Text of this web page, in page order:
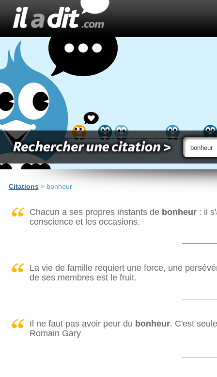
Citations > bonheur
Chacun a ses propres instants de bonheur: il
conscience et les occasions.
La vie de famille requiert une force, une
de ses membres est le fruit.
Il ne faut pas avoir peur du bonheur. C'est
Romain Gary